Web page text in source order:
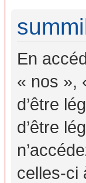
En
« nos »,
d’être
d’être
celles-ci